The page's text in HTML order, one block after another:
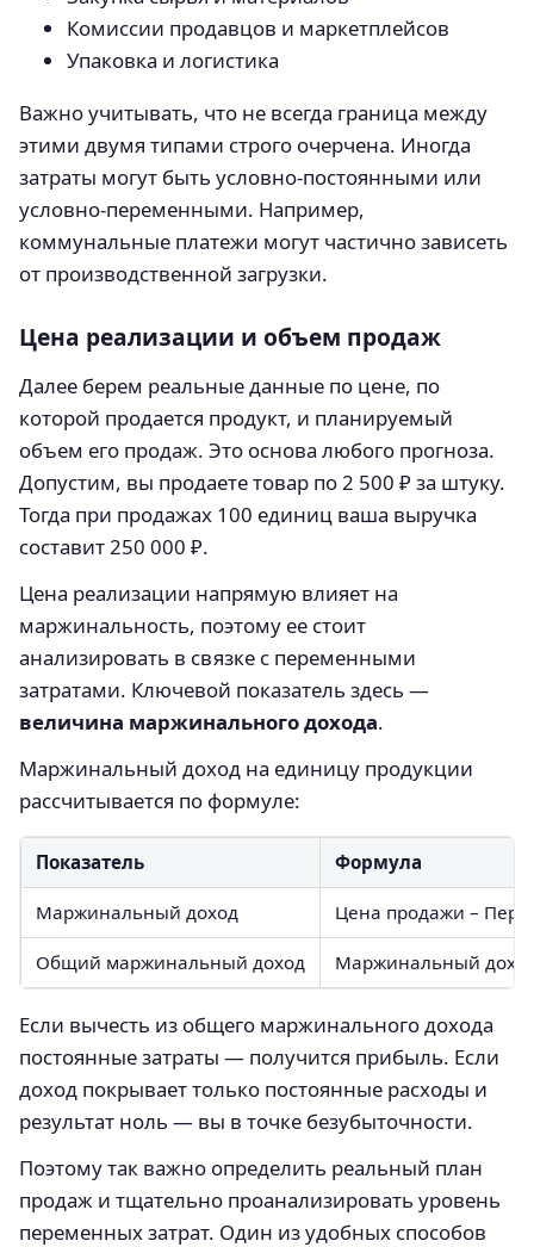
Комиссии продавцов и маркетплейсов
Упаковка и логистика
Важно учитывать, что не всегда граница между
этими двумя типами строго очерчена. Иногда
затраты могут быть условно-постоянными или
условно-переменными. Например,
коммунальные платежи могут частично зависеть
от производственной загрузки.
Цена реализации и объем продаж
Далее берем реальные данные по цене, по
которой продается продукт, и планируемый
объем его продаж. Это основа любого прогноза.
Допустим, вы продаете товар по 2 500 ₽ за штуку.
Тогда при продажах 100 единиц ваша выручка
составит 250 000 ₽.
Цена реализации напрямую влияет на
маржинальность, поэтому ее стоит
анализировать в связке с переменными
затратами. Ключевой показатель здесь —
величина маржинального дохода.
Маржинальный доход на единицу продукции
рассчитывается по формуле:
Показатель Формула
Маржинальный доход Цена продажи –
Общий маржинальный доход Маржинальный
Если вычесть из общего маржинального дохода
постоянные затраты — получится прибыль. Если
доход покрывает только постоянные расходы и
результат ноль — вы в точке безубыточности.
Поэтому так важно определить реальный план
продаж и тщательно проанализировать уровень
переменных затрат. Один из удобных способов